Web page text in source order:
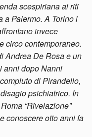
scespiriana ai riti
a Palermo. A Torino i
invece
circo contemporaneo.
Andrea De Rosa e un
anni dopo Nanni
di Pirandello,
psichiatrico. In
“Rivelazione”
conoscere otto anni fa